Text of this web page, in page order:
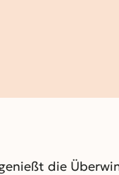
die